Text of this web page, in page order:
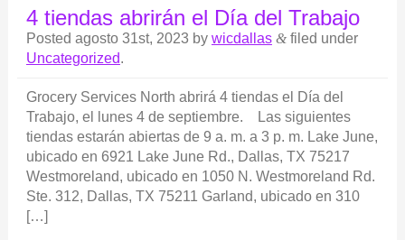
4 tiendas abrirán el Día del Trabajo
Posted agosto 31st, 2023 by wicdallas &filed under
Uncategorized.
Grocery Services North abrirá 4 tiendas el Día del
Trabajo, el lunes 4 de septiembre. Las siguientes
tiendas estarán abiertas de 9 a. m. a 3 p. m. Lake June,
ubicado en 6921 Lake June Rd., Dallas, TX 75217
Westmoreland, ubicado en 1050 N. Westmoreland Rd.
Ste. 312, Dallas, TX 75211 Garland, ubicado en 310
[…]